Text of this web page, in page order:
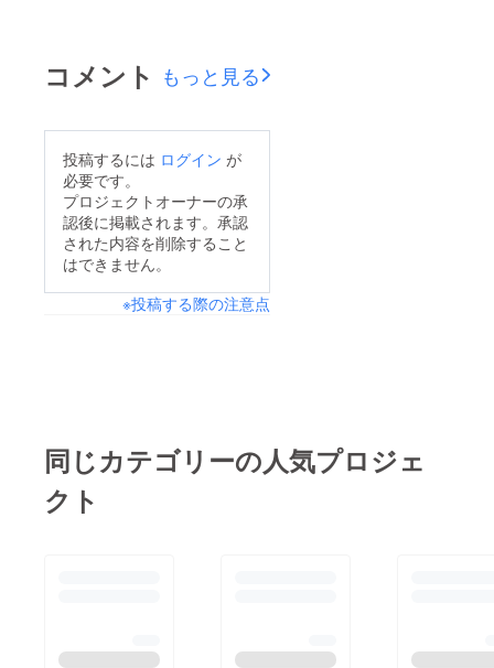
コメント もっと見る
投稿するには ログイン が
必要です。
プロジェクトオーナーの承
認後に掲載されます。承認
された内容を削除すること
はできません。
※投稿する際の注意点
同じカテゴリーの人気プロジェ
クト